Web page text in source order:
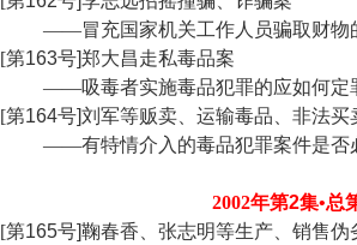
——冒充国家机关工作人员骗取财物
[第163号]郑大昌走私毒品案
——吸毒者实施毒品犯罪的应如何定
[第164号]刘军等贩卖、运输毒品、非法买
——有特情介入的毒品犯罪案件是否
2002年第2集•总
[第165号]鞠春香、张志明等生产、销售伪